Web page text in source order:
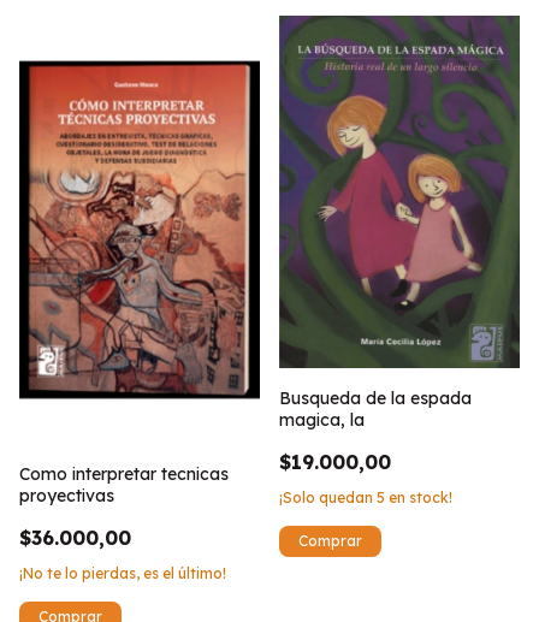
Como interpretar tecnicas
proyectivas
$36.000,00
¡No te lo pierdas, es el último!
Busqueda de la espada
magica, la
$19.000,00
¡Solo quedan 5 en stock!